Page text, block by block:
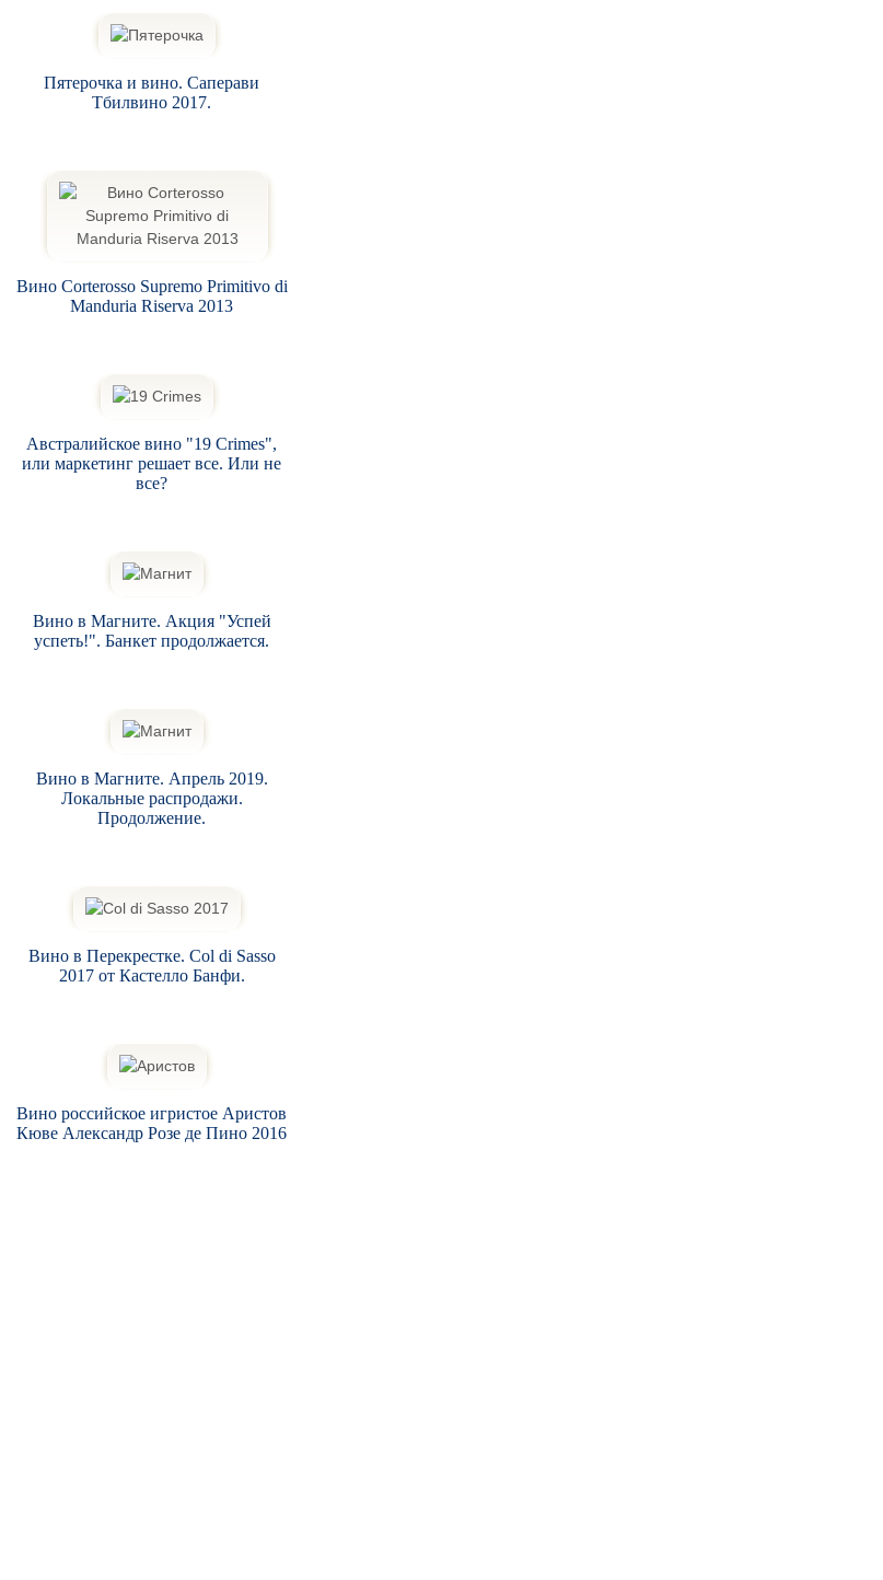
Пятерочка и вино. Саперави
Тбилвино 2017.
Вино Corterosso Supremo Primitivo di
Manduria Riserva 2013
Австралийское вино "19 Crimes",
или маркетинг решает все. Или не
все?
Вино в Магните. Акция "Успей
успеть!". Банкет продолжается.
Вино в Магните. Апрель 2019.
Локальные распродажи.
Продолжение.
Вино в Перекрестке. Col di Sasso
2017 от Кастелло Банфи.
Вино российское игристое Аристов
Кюве Александр Розе де Пино 2016